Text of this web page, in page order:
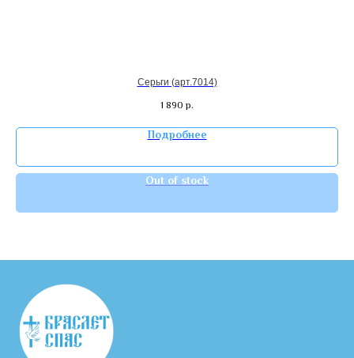
Серьги (арт.7014)
1 890 р.
Подробнее
Out of stock